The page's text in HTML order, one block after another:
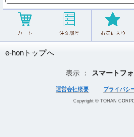
e-honトップへ
表示 ： スマートフ
運営会社概要 プライバシ
Copyright © TOHAN